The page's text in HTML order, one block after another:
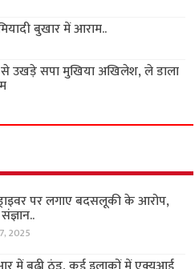
बुखार में आराम..
उखड़े सपा मुखिया अखिलेश, ले डाला
पर लगाए बदसलूकी के आरोप,
2025